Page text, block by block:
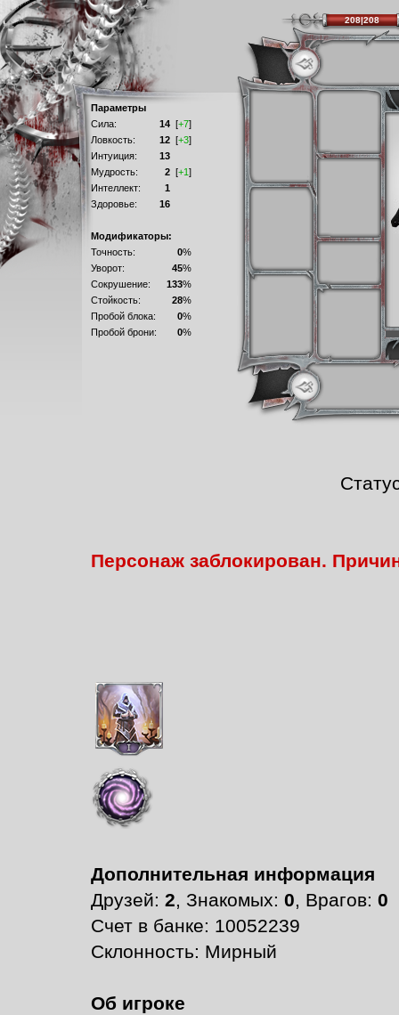
Параметры
Сила:
14 [+7]
Ловкость:
12 [+3]
Интуиция:
13
Мудрость:
2 [+1]
Интеллект:
1
Здоровье:
16
Модификаторы:
Точность:
0%
Уворот:
45%
Сокрушение:
133%
Стойкость:
28%
Пробой блока:
0%
Пробой брони:
0%
Персонаж заблокирован.
Дополнительная информация
Друзей: 2, Знакомых: 0, Врагов: 0
Счет в банке: 10052239
Склонность: Мирный
Об игроке
208|208